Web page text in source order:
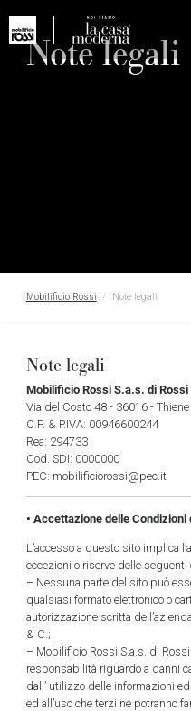
Note legali
Mobilificio Rossi Note legali
Note legali
Mobilificio Rossi S.a.s. di Rossi
Via del Costo 48 - 36016 - Thiene
C.F. & P.IVA: 00946600244
Rea: 294733
Cod. SDI: 0000000
PEC: mobilificiorossi@pec.it
• Accettazione delle Condizioni
L’accesso a questo sito implica
eccezioni o riserve delle seguenti
– Nessuna parte del sito può
qualsiasi formato elettronico o
autorizzazione scritta
& C.;
– Mobilificio Rossi S.a.s. di
responsabilità riguardo a danni
dall’ utilizzo delle informazioni
ed all’uso che terzi ne potranno